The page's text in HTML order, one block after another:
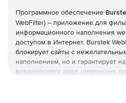
Программное обеспечение
WebFilter) – приложение для
информационного наполнения
доступом в Интернет. Burstek
блокирует сайты с
наполнением, но и гарантирует
вредоносного кода, шпионских